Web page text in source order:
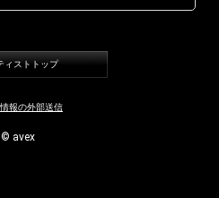
ィストトップ
報の外部送信
© avex